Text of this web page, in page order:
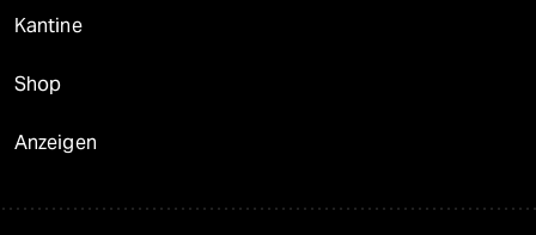
Kantine
Shop
Anzeigen